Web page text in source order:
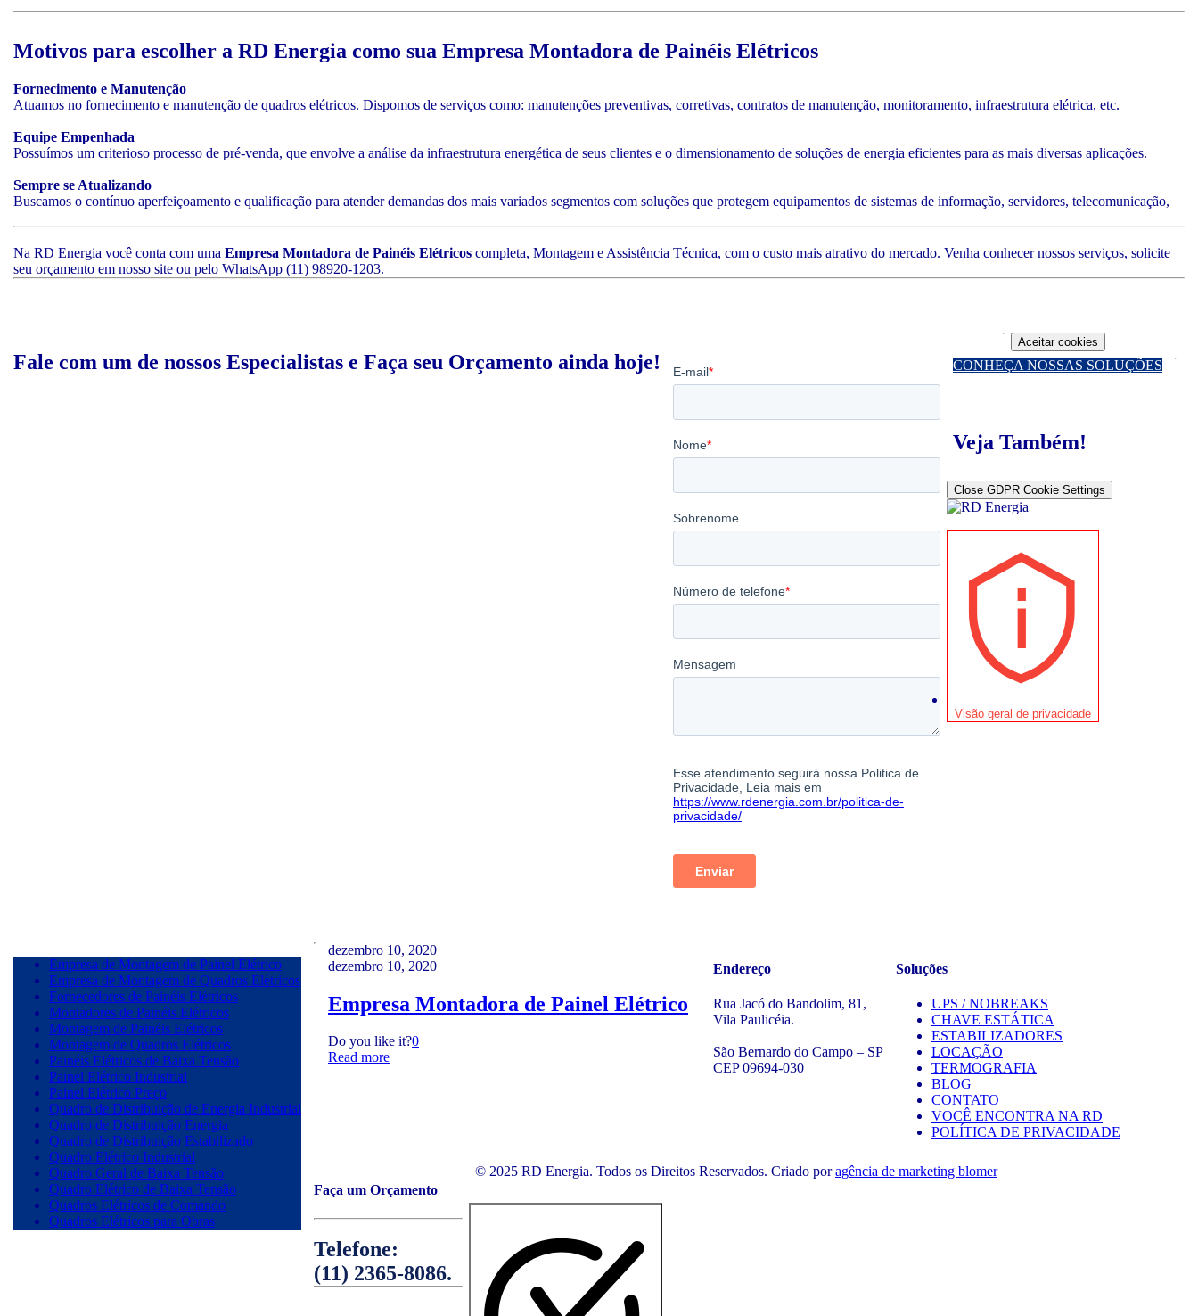
Motivos para escolher a RD Energia como sua Empresa Montadora de Painéis Elétricos
Fornecimento e Manutenção
Atuamos no fornecimento e manutenção de quadros elétricos. Dispomos de serviços como: manutenções preventivas, corretivas, contratos de manutenção, monitoramento, infraestrutura elétrica, etc.
Equipe Empenhada
Possuímos um criterioso processo de pré-venda, que envolve a análise da infraestrutura energética de seus clientes e o dimensionamento de soluções de energia eficientes para as mais diversas aplicações.
Sempre se Atualizando
Buscamos o contínuo aperfeiçoamento e qualificação para atender demandas dos mais variados segmentos com soluções que protegem equipamentos de sistemas de informação, servidores, telecomunicação,
Na RD Energia você conta com uma Empresa Montadora de Painéis Elétricos completa, Montagem e Assistência Técnica, com o custo mais atrativo do mercado. Venha conhecer nossos serviços, solicite
seu orçamento em nosso site ou pelo WhatsApp (11) 98920-1203.
Fale com um de nossos Especialistas e Faça seu Orçamento ainda hoje! CONHEÇA NOSSAS SOLUÇÕES
Veja Também!
Empresa de Montagem de Painel Elétrico
Empresa de Montagem de Quadros Elétricos
Fornecedores de Painéis Elétricos
Montadores de Painéis Elétricos
Montagem de Painéis Elétricos
Montagem de Quadros Elétricos
Painéis Elétricos de Baixa Tensão
Painel Elétrico Industrial
Painel Elétrico Preço
Quadro de Distribuição de Energia Industrial
Quadro de Distribuição Energia
Quadro de Distribuição Estabilizado
Quadro Elétrico Industrial
Quadro Geral de Baixa Tensão
Quadro Elétrico de Baixa Tensão
Quadros Elétricos de Comando
Quadros Elétricos para Obras
dezembro 10, 2020
dezembro 10, 2020
Empresa Montadora de Painel Elétrico
Do you like it?0
Read more
Endereço
Rua Jacó do Bandolim, 81,
Vila Paulicéia.
São Bernardo do Campo – SP
CEP 09694-030
Soluções
UPS / NOBREAKS
CHAVE ESTÁTICA
ESTABILIZADORES
LOCAÇÃO
TERMOGRAFIA
BLOG
CONTATO
VOCÊ ENCONTRA NA RD
POLÍTICA DE PRIVACIDADE
Faça um Orçamento
Telefone:
(11) 2365-8086.
© 2025 RD Energia. Todos os Direitos Reservados. Criado poragência de marketing blomer
Aceitar cookies
Close GDPR Cookie Settings
Visão geral de privacidade